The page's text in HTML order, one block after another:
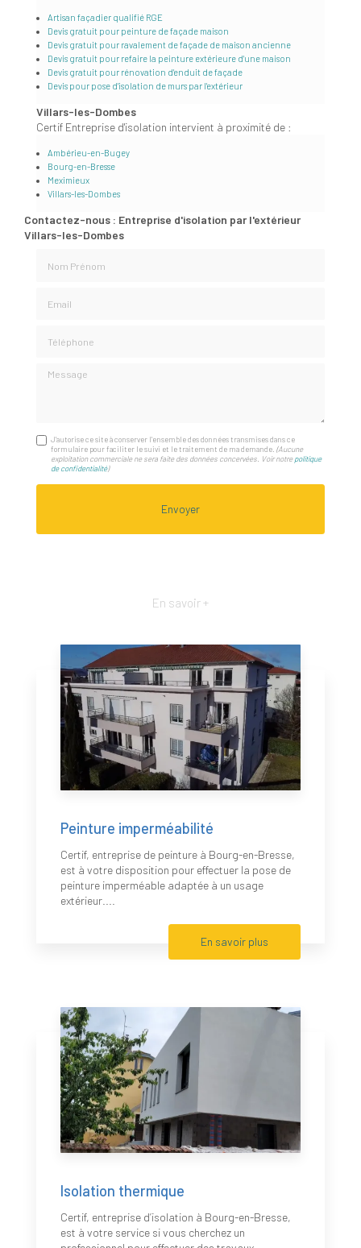
Artisan façadier qualifié RGE
Devis gratuit pour peinture de façade maison
Devis gratuit pour ravalement de façade de maison ancienne
Devis gratuit pour refaire la peinture extérieure d'une maison
Devis gratuit pour rénovation d'enduit de façade
Devis pour pose d'isolation de murs par l'extérieur
Villars-les-Dombes
Certif Entreprise d'isolation intervient à proximité de :
Ambérieu-en-Bugey
Bourg-en-Bresse
Meximieux
Villars-les-Dombes
Contactez-nous : Entreprise d'isolation par l'extérieur
Villars-les-Dombes
Message
J'autorise ce site à conserver l'ensemble des données transmises dans ce
formulaire pour faciliter le suivi et le traitement de ma demande.(Aucune
exploitation commerciale ne sera faite des données concervées. Voir notrepolitique
de confidentialité)
En savoir +
Peinture imperméabilité
Certif, entreprise de peinture à Bourg-en-Bresse,
est à votre disposition pour effectuer la pose de
peinture imperméable adaptée à un usage
extérieur....
En savoir plus
Isolation thermique
Certif, entreprise d’isolation à Bourg-en-Bresse,
est à votre service si vous cherchez un